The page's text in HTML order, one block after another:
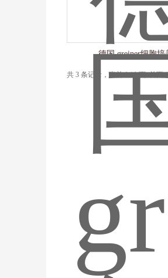
德国 greiner细胞培
共 3 条记录，当前 1 / 1 页 首